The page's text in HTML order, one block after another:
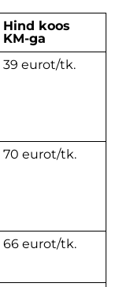
Hind koos
KM-ga
39 eurot/tk.
70 eurot/tk.
66 eurot/tk.